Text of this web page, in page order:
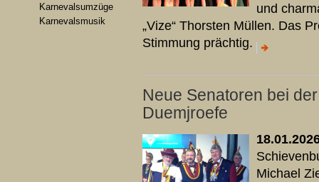
Karnevalsumzüge
Karnevalsmusik
und
„Vize“ Thorsten Müllen. Das
Stimmung prächtig.
Neue Senatoren bei
Duemjroefe
Michael